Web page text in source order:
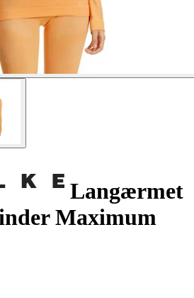
Langærmet
Maximum